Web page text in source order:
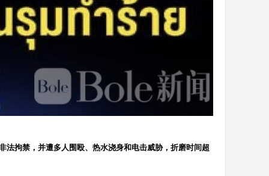
法拘禁，并遭多人围殴、热水浇身和电击威胁，折磨时间超